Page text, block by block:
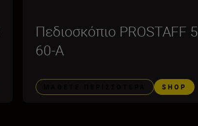
Πεδιοσκόπιο PROSTAFF 5
60-A
SHOP